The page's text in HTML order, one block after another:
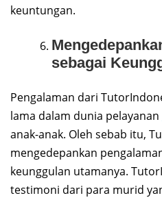
keuntungan.
sebagai
Pengalaman dari
lama dalam dunia pelayanan
anak-anak. Oleh sebab itu,
mengedepankan
keunggulan utamanya.
testimoni dari para murid